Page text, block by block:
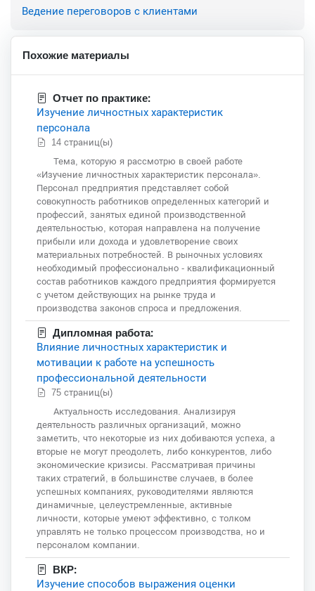
Ведение переговоров с клиентами
Похожие материалы
Отчет по практике:
Изучение личностных характеристик
персонала
14 страниц(ы)
Тема, которую я рассмотрю в своей работе
«Изучение личностных характеристик персонала».
Персонал предприятия представляет собой
совокупность работников определенных категорий и
профессий, занятых единой производственной
деятельностью, которая направлена на получение
прибыли или дохода и удовлетворение своих
материальных потребностей. В рыночных условиях
необходимый профессионально - квалификационный
состав работников каждого предприятия формируется
с учетом действующих на рынке труда и
производства законов спроса и предложения.
Дипломная работа:
Влияние личностных характеристик и
мотивации к работе на успешность
профессиональной деятельности
75 страниц(ы)
Актуальность исследования. Анализируя
деятельность различных организаций, можно
заметить, что некоторые из них добиваются успеха, а
вторые не могут преодолеть, либо конкурентов, либо
экономические кризисы. Рассматривая причины
таких стратегий, в большинстве случаев, в более
успешных компаниях, руководителями являются
динамичные, целеустремленные, активные
личности, которые умеют эффективно, с толком
управлять не только процессом производства, но и
персоналом компании.
ВКР:
Изучение способов выражения оценки